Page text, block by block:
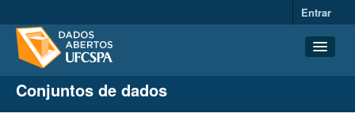
Entrar
Conjuntos de dados
Organizações
Conjuntos de dados